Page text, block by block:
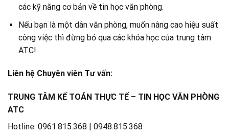
các kỹ năng cơ bản về tin học văn phòng.
Nếu bạn là một dân văn phòng, muốn nâng cao hiệu suất
công việc thì đừng bỏ qua các khóa học của trung tâm
ATC!
Liên hệ Chuyên viên Tư vấn:
TRUNG TÂM KẾ TOÁN THỰC TẾ – TIN HỌC VĂN PHÒNG
ATC
Hotline: 0961.815.368 | 0948.815.368